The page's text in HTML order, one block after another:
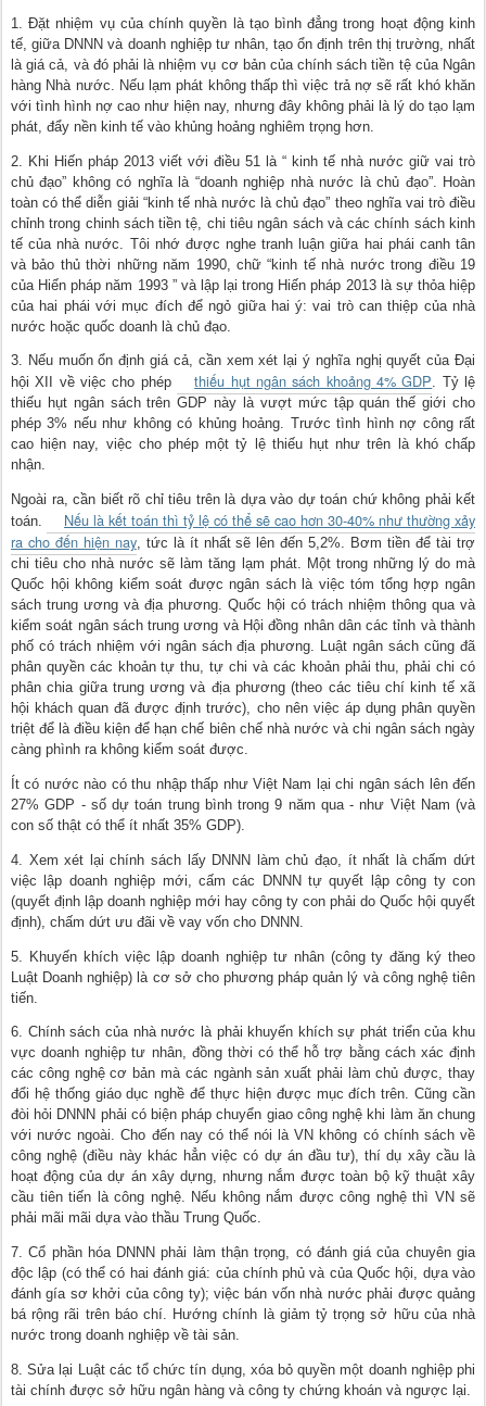
1. Đặt nhiệm vụ của chính quyền là tạo bình đẳng trong hoạt động kinh
tế, giữa DNNN và doanh nghiệp tư nhân, tạo ổn định trên thị trường, nhất
là giá cả, và đó phải là nhiệm vụ cơ bản của chính sách tiền tệ của Ngân
hàng Nhà nước. Nếu lạm phát không thấp thì việc trả nợ sẽ rất khó khăn
với tình hình nợ cao như hiện nay, nhưng đây không phải là lý do tạo lạm
phát, đẩy nền kinh tế vào khủng hoảng nghiêm trọng hơn.
2. Khi Hiến pháp 2013 viết với điều 51 là “ kinh tế nhà nước giữ vai trò
chủ đạo” không có nghĩa là “doanh nghiệp nhà nước là chủ đạo”. Hoàn
toàn có thể diễn giải “kinh tế nhà nước là chủ đạo” theo nghĩa vai trò điều
chỉnh trong chinh sách tiền tệ, chi tiêu ngân sách và các chính sách kinh
tế của nhà nước. Tôi nhớ được nghe tranh luận giữa hai phái canh tân
và bảo thủ thời những năm 1990, chữ “kinh tế nhà nước trong điều 19
của Hiến pháp năm 1993 ” và lập lại trong Hiến pháp 2013 là sự thỏa hiệp
của hai phái với mục đích để ngỏ giữa hai ý: vai trò can thiệp của nhà
nước hoặc quốc doanh là chủ đạo.
3. Nếu muốn ổn định giá cả, cần xem xét lại ý nghĩa nghị quyết của Đại
hội XII về việc cho phép
thiếu hụt ngân sách khoảng 4% GDP. Tỷ lệ
thiếu hụt ngân sách trên GDP này là vượt mức tập quán thế giới cho
phép 3% nếu như không có khủng hoảng. Trước tình hình nợ công rất
cao hiện nay, việc cho phép một tỷ lệ thiếu hụt như trên là khó chấp
nhận.
Ngoài ra, cần biết rõ chỉ tiêu trên là dựa vào dự toán chứ không phải kết
toán.
Nếu là kết toán thì tỷ lệ có thể sẽ cao hơn 30-40% như thường xảy
ra cho đến hiện nay, tức là ít nhất sẽ lên đến 5,2%. Bơm tiền để tài trợ
chi tiêu cho nhà nước sẽ làm tăng lạm phát. Một trong những lý do mà
Quốc hội không kiểm soát được ngân sách là việc tóm tổng hợp ngân
sách trung ương và địa phương. Quốc hội có trách nhiệm thông qua và
kiểm soát ngân sách trung ương và Hội đồng nhân dân các tỉnh và thành
phố có trách nhiệm với ngân sách địa phương. Luật ngân sách cũng đã
phân quyền các khoản tự thu, tự chi và các khoản phải thu, phải chi có
phân chia giữa trung ương và địa phương (theo các tiêu chí kinh tế xã
hội khách quan đã được định trước), cho nên việc áp dụng phân quyền
triệt để là điều kiện để hạn chế biên chế nhà nước và chi ngân sách ngày
càng phình ra không kiểm soát được.
Ít có nước nào có thu nhập thấp như Việt Nam lại chi ngân sách lên đến
27% GDP - số dự toán trung bình trong 9 năm qua - như Việt Nam (và
con số thật có thể ít nhất 35% GDP).
4. Xem xét lại chính sách lấy DNNN làm chủ đạo, ít nhất là chấm dứt
việc lập doanh nghiệp mới, cấm các DNNN tự quyết lập công ty con
(quyết định lập doanh nghiệp mới hay công ty con phải do Quốc hội quyết
định), chấm dứt ưu đãi về vay vốn cho DNNN.
5. Khuyến khích việc lập doanh nghiệp tư nhân (công ty đăng ký theo
Luật Doanh nghiệp) là cơ sở cho phương pháp quản lý và công nghệ tiên
tiến.
6. Chính sách của nhà nước là phải khuyến khích sự phát triển của khu
vực doanh nghiệp tư nhân, đồng thời có thể hỗ trợ bằng cách xác định
các công nghệ cơ bản mà các ngành sản xuất phải làm chủ được, thay
đổi hệ thống giáo dục nghề để thực hiện được mục đích trên. Cũng cần
đòi hỏi DNNN phải có biện pháp chuyển giao công nghệ khi làm ăn chung
với nước ngoài. Cho đến nay có thể nói là VN không có chính sách về
công nghệ (điều này khác hẳn việc có dự án đầu tư), thí dụ xây cầu là
hoạt động của dự án xây dựng, nhưng nắm được toàn bộ kỹ thuật xây
cầu tiên tiến là công nghệ. Nếu không nắm được công nghệ thì VN sẽ
phải mãi mãi dựa vào thầu Trung Quốc.
7. Cổ phần hóa DNNN phải làm thận trọng, có đánh giá của chuyên gia
độc lập (có thể có hai đánh giá: của chính phủ và của Quốc hội, dựa vào
đánh gía sơ khởi của công ty); việc bán vốn nhà nước phải được quảng
bá rộng rãi trên báo chí. Hướng chính là giảm tỷ trọng sở hữu của nhà
nước trong doanh nghiệp về tài sản.
8. Sửa lại Luật các tổ chức tín dụng, xóa bỏ quyền một doanh nghiệp phi
tài chính được sở hữu ngân hàng và công ty chứng khoán và ngược lại.